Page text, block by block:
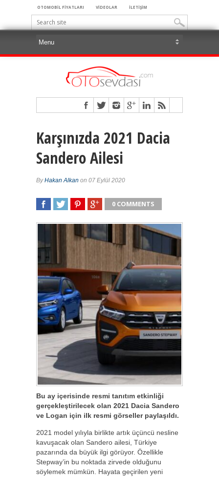
OTOMOBİL FİYATLARI VİDEOLAR İLETİŞİM
Karşınızda 2021 Dacia
Sandero Ailesi
ByHakan Alkan on 07 Eylül 2020
0 COMMENTS
Bu ay içerisinde resmi tanıtım etkinliği
gerçekleştirilecek olan 2021 Dacia Sandero
ve Logan için ilk resmi görseller paylaşıldı.
2021 model yılıyla birlikte artık üçüncü nesline
kavuşacak olan Sandero ailesi, Türkiye
pazarında da büyük ilgi görüyor. Özellikle
Stepway’in bu noktada zirvede olduğunu
söylemek mümkün. Hayata geçirilen yeni